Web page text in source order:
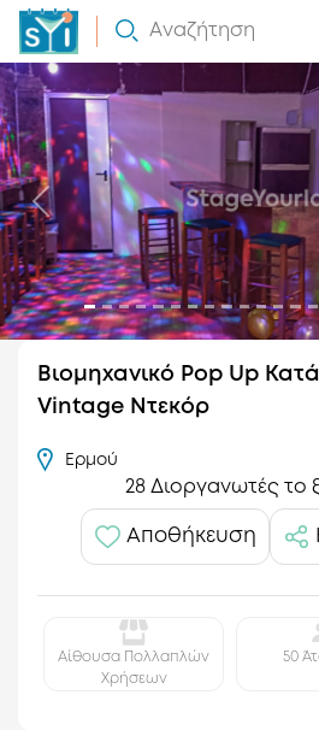
Αναζήτηση
Πως
Λειτουργεί
Προηγούμενο
Βιομηχανικό Pop Up
Vintage Ντεκόρ
Ερμού
28 Διοργανωτές το
Αποθήκευση
Αίθουσα Πολλαπλών
Χρήσεων
50